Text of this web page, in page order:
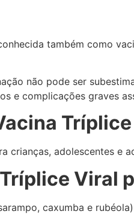
também como
não pode ser
e complicações graves
crianças, adolescentes e
Viral
caxumba e